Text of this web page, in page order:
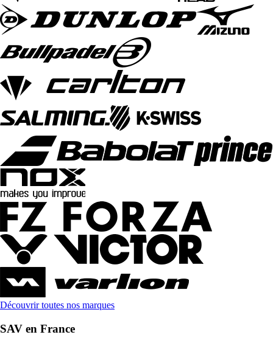
Découvrir toutes nos marques
SAV en France